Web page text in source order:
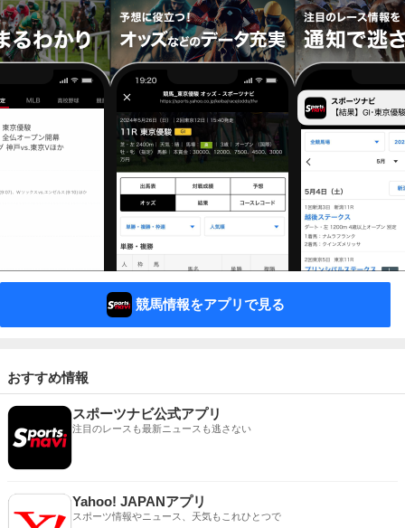
競馬情報をアプリで見る
おすすめ情報
スポーツナビ公式アプリ
注目のレースも最新ニュースも逃さない
Yahoo! JAPANアプリ
スポーツ情報やニュース、天気もこれひとつで